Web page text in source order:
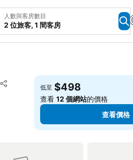
人數與客房數目
2 位旅客, 1 間客房
分享
放到收藏夾
低至 $498
查看12 個網站的價格
查看價格